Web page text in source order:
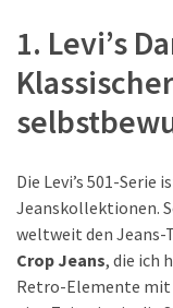
Einheitslook
MOST
USED
Persönliche
Hautpflege
(25)
Haarpflege
1. Levi’s
Die Levi’s 501-
Jeanskollektionen.
weltweit den Jeans-
Crop Jeans, die ich
Retro-Elemente mit